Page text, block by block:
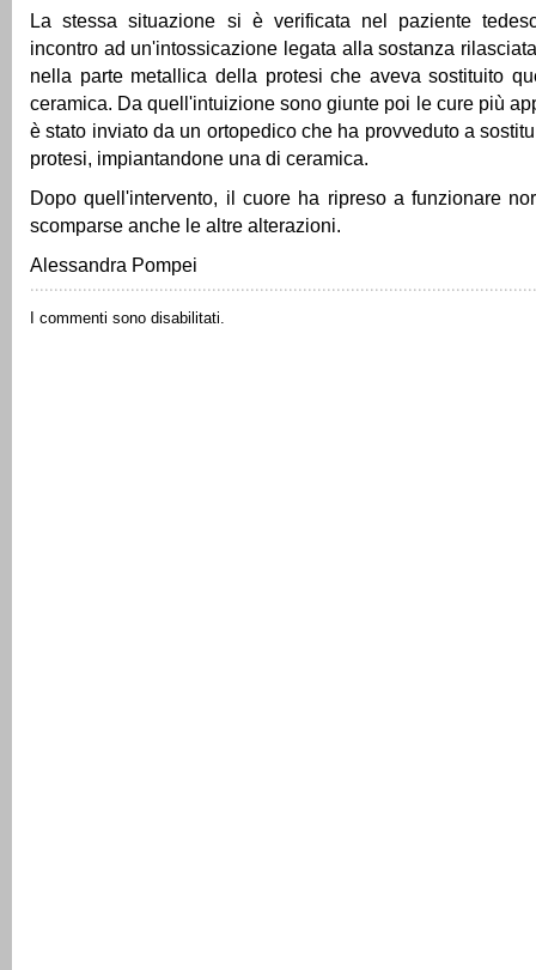
La stessa situazione si è verificata nel paziente
incontro ad un'intossicazione legata alla sostanza
nella parte metallica della protesi che aveva sostituito
ceramica. Da quell'intuizione sono giunte poi le cure più
è stato inviato da un ortopedico che ha provveduto a
protesi, impiantandone una di ceramica.
Dopo quell'intervento, il cuore ha ripreso a funzionare
scomparse anche le altre alterazioni.
Alessandra Pompei
I commenti sono disabilitati.